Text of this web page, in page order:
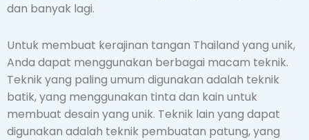
dan banyak lagi.
Untuk membuat kerajinan tangan Thailand yang unik,
Anda dapat menggunakan berbagai macam teknik.
Teknik yang paling umum digunakan adalah teknik
batik, yang menggunakan tinta dan kain untuk
membuat desain yang unik. Teknik lain yang dapat
digunakan adalah teknik pembuatan patung, yang